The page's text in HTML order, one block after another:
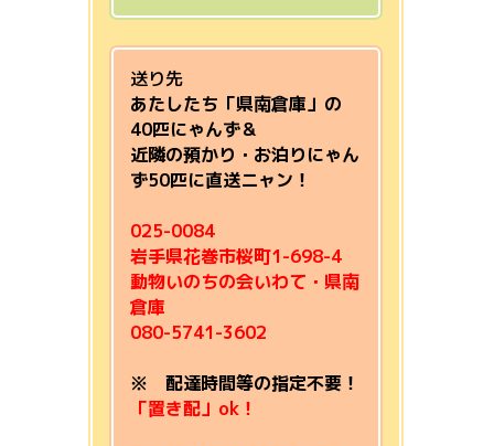
送り先
あたしたち「県南倉庫」の
40匹にゃんず＆
近隣の預かり・お泊りにゃん
ず50匹に直送ニャン！
025-0084
岩手県花巻市桜町1-698-4
動物いのちの会いわて・県南
倉庫
080-5741-3602
※ 配達時間等の指定不要！
「置き配」ok！